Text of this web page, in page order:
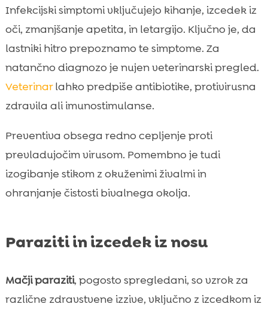
Infekcijski simptomi vključujejo kihanje, izcedek iz
oči, zmanjšanje apetita, in letargijo. Ključno je, da
lastniki hitro prepoznamo te simptome. Za
natančno diagnozo je nujen veterinarski pregled.
Veterinarlahko predpiše antibiotike, protivirusna
zdravila ali imunostimulanse.
Preventiva obsega redno cepljenje proti
prevladujočim virusom. Pomembno je tudi
izogibanje stikom z okuženimi živalmi in
ohranjanje čistosti bivalnega okolja.
Paraziti in izcedek iz nosu
Mačji paraziti, pogosto spregledani, so vzrok za
različne zdravstvene izzive, vključno z izcedkom iz